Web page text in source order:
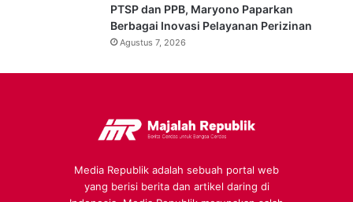
PTSP dan PPB, Maryono Paparkan
Berbagai Inovasi Pelayanan Perizinan
Agustus 7, 2026
Media Republik adalah sebuah portal web
yang berisi berita dan artikel daring di